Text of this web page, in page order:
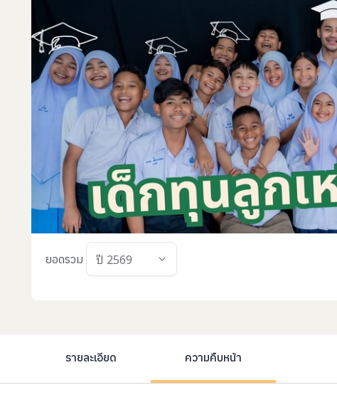
ยอดรวม
ปี 2569
,
รายละเอียด ความคืบหน้า